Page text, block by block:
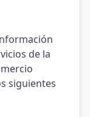
de la
siguientes